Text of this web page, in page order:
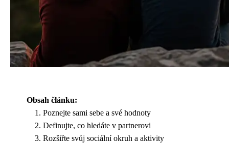
Obsah článku:
Poznejte sami sebe a své hodnoty
Definujte, co hledáte v partnerovi
Rozšiřte svůj sociální okruh a aktivity